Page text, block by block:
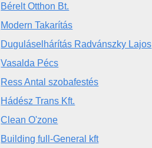
Bérelt Otthon Bt.
Modern Takarítás
Duguláselhárítás Radvánszky Lajos
Vasalda Pécs
Ress Antal szobafestés
Hádész Trans Kft.
Clean O'zone
Building full-General kft